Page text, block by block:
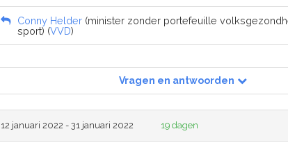
Conny Helder (minister zonder portefeuille
sport) (VVD)
Vragen en antwoorden
12 januari 2022 - 31 januari 2022 19 dagen